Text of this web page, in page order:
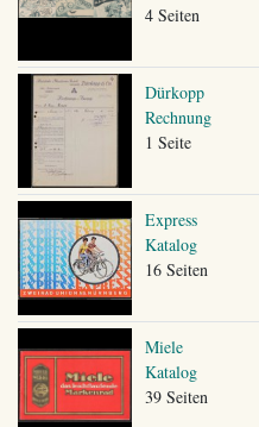
4 Seiten
Dürkopp
Rechnung
1 Seite
Express
Katalog
16 Seiten
Miele
Katalog
39 Seiten